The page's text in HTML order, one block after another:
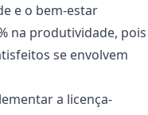
e o bem-estar
na produtividade, pois
se envolvem
a licença-